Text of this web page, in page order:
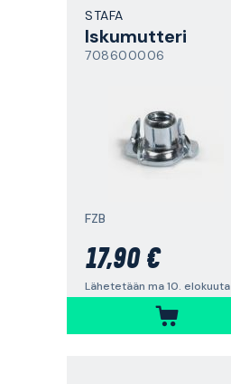
STAFA
Iskumutteri
708600006
FZB
17,90 €
Lähetetään ma 10. elokuuta